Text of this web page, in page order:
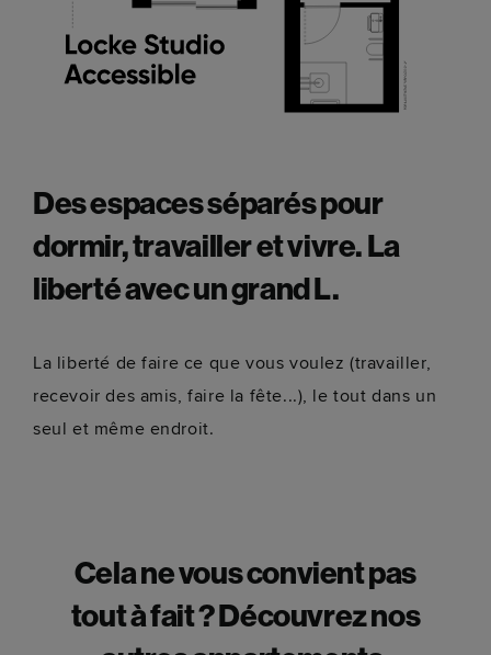
Des espaces séparés pour
dormir, travailler et vivre. La
liberté avec un grand L.
La liberté de faire ce que vous voulez (travailler,
recevoir des amis, faire la fête...), le tout dans un
seul et même endroit.
Cela ne vous convient pas
tout à fait ? Découvrez nos